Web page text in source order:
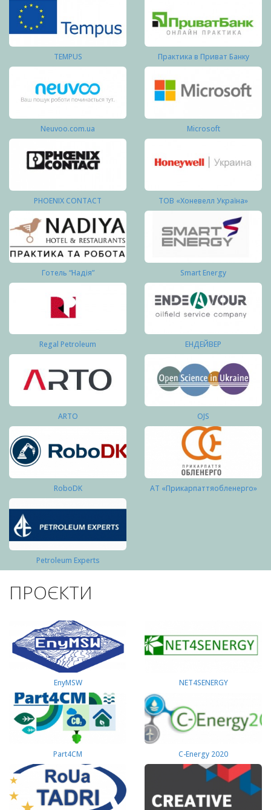
TEMPUS Практика в Приват Банку
Neuvoo.com.ua Microsoft
PHOENIX CONTACT ТОВ «Хоневелл Україна»
Готель “Надія” Smart Energy
Regal Petroleum ЕНДЕЙВЕР
ARTO OJS
RoboDK АТ «Прикарпаттяобленерго»
Petroleum Experts
ПРОЄКТИ
EnyMSW NET4SENERGY
Part4СМ C-Energy 2020